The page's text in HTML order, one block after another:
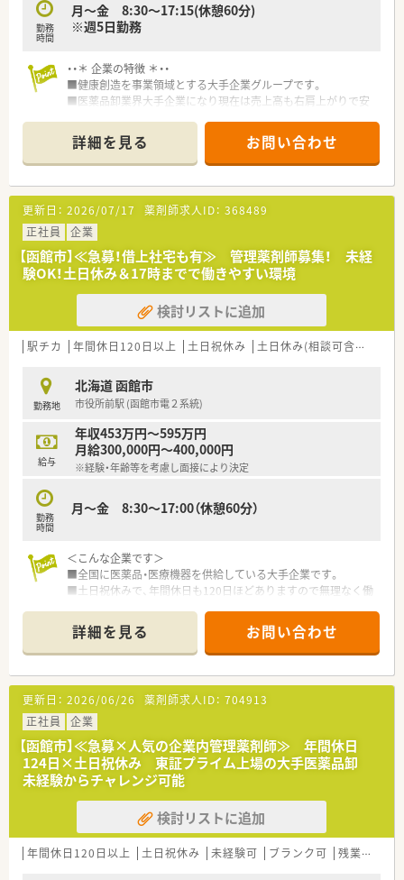
ており、製薬企業とほぼ同等の機能を持つ独自の強みがありま
す。
があり、高い倫理観とフロンティア精神を併せ持っています。
■医療領域にとどまらず、健康や未病・予防といった生活の全ス
テージにおいてヒトの一生に寄与することを目指しています。
勤務
時間
月～金 8:30～17:15(休憩60分)
※週5日勤務
・・＊ 企業の特徴 ＊・・
■健康創造を事業領域とする大手企業グループです。
■医薬品卸業界大手企業になり現在は売上高も右肩上がりで安
■東証プライム上場 売上高2兆円以上を誇る医薬品専門商社で
す。
■医療現場に密着し、MS(営業)や管理薬剤師や配送者など幅広
い人が活躍しています。
・・＊ こんなお仕事です ＊・・
■管理薬剤師として薬事関連業務、品質管理業務、PMS(製造販売
後調査)、DI業務(医薬品情報管理)をお任せいたします。
■社内試験に通過することで正社員としてもご勤務可能です。
■未経験OK！企業経験は不問ですが、業務上では簡単なPC入力
がありますので、word・Excel等の操作が可能な方お待ちしてお
詳細を見る お問い合わせ
更新日： 2026/07/17 薬剤師求人ID： 368489
正社員
企業
【函館市】≪急募！借上社宅も有≫ 管理薬剤師募集！ 未経
験OK！土日休み＆17時までで働きやすい環境
検討リストに追加
駅チカ 年間休日120日以上 土日祝休み 土日休み(相談可含む)
勤務地
北海道 函館市
市役所前駅 (函館市電２系統)
給与
年収453万円～595万円
月給300,000円～400,000円
※経験・年齢等を考慮し面接により決定
勤務
時間
月～金 8:30～17:00（休憩60分）
＜こんな企業です＞
■全国に医薬品・医療機器を供給している大手企業です。
■土日祝休みで、年間休日も120日ほどありますので無理なく働
■福利厚生もしっかりしているので長期就業が可能な企業で
す。
＜就業環境＞
■医薬品卸会社での管理薬剤師募集です
■医薬品管理やＤＩ業務などを担当していただきます
■残業も少なくライフワークバランスが取れる環境が嬉しいで
すね。
詳細を見る お問い合わせ
更新日： 2026/06/26 薬剤師求人ID： 704913
正社員
企業
【函館市】≪急募×人気の企業内管理薬剤師≫ 年間休日
124日×土日祝休み 東証プライム上場の大手医薬品卸
未経験からチャレンジ可能
検討リストに追加
年間休日120日以上 土日祝休み 未経験可 ブランク可 残業なし(ほぼなし含む)